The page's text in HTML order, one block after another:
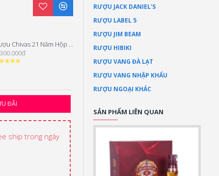
ĐÃI
Rượu Chivas 21 Năm Hộp Quà Tết 2026
1.850.000đ
ship trong ngày
RƯỢU JACK DANIEL'S
RƯỢU LABEL 5
RƯỢU JIM BEAM
RƯỢU HIBIKI
RƯỢU VANG ĐÀ LẠT
RƯỢU VANG NHẬP KHẨU
RƯỢU NGOẠI KHÁC
SẢN PHẨM LIÊN QUAN